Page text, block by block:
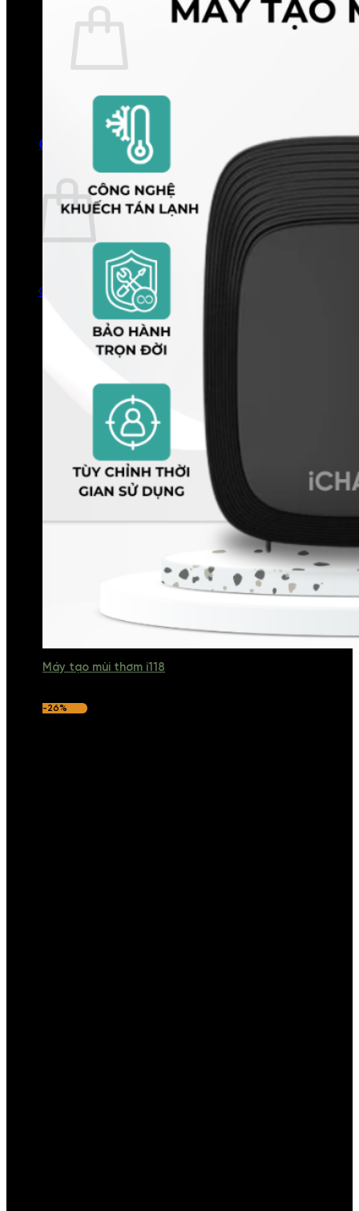
Quay trở lại cửa hàng
0
Giỏ hàng
Chưa có sản phẩm trong giỏ hàng.
Quay trở lại cửa hàng
Máy tạo mùi thơm i118
-26%